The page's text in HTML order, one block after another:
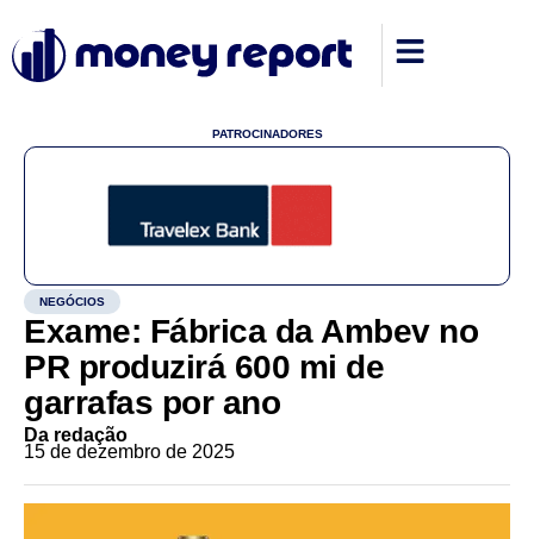
PATROCINADORES
NEGÓCIOS
Exame: Fábrica da Ambev no
PR produzirá 600 mi de
garrafas por ano
Da redação
15 de dezembro de 2025